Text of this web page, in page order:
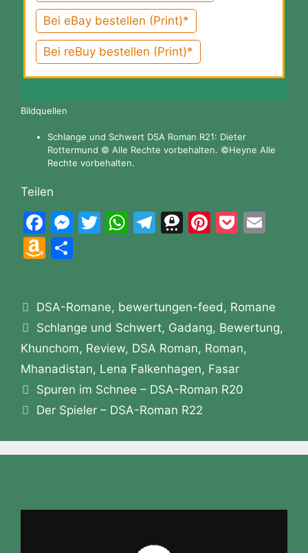
Bei eBay bestellen (Print)*
Bei reBuy bestellen (Print)*
Bildquellen
Schlange und Schwert DSA Roman R21: Dieter
Rottermund © Alle Rechte vorbehalten. ©Heyne Alle
Rechte vorbehalten.
Teilen
F
a
c
b
o
o
k
M
e
n
g
er
T
W
A
p
p
T
a
m
T
m
a
Pi
st
P
et
A
z
o
n
W
is
h
Li
n
Kategorien
DSA-Romane, bewertungen-feed , Romane
Schlagwörter
Schlange und Schwert, Gadang, Bewertung,
Khunchom, Review, DSA Roman, Roman,
Mhanadistan, Lena Falkenhagen, Fasar
Spuren im Schnee – DSA-Roman R20
Der Spieler – DSA-Roman R22